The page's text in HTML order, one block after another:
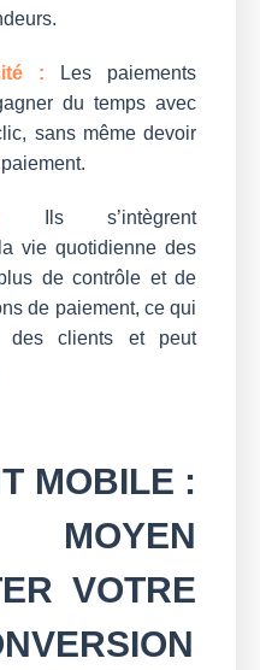
:
Les paiements
du temps avec
sans même devoir
Ils s’intègrent
vie quotidienne des
de contrôle et de
de paiement, ce qui
des clients et peut
MOBILE :
VOTRE